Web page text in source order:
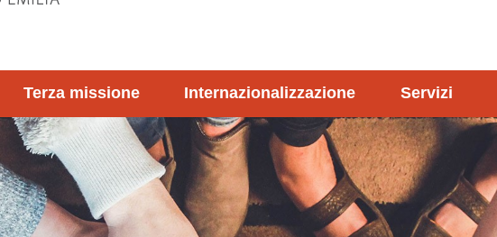
Terza missione Internazionalizzazione Servizi